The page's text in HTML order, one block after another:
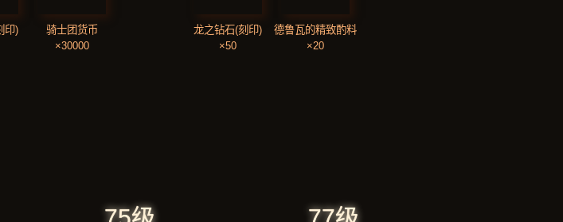
印)
骑士团货币
×30000
龙之钻石(刻印)
×50
德鲁瓦的精致酌料
×20